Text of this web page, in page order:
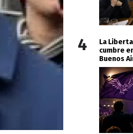
4
La
cumbre
Buenos